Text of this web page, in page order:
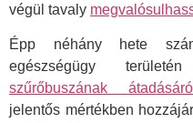
végül tavaly
Épp néhány hete
egészségügy
szűrőbuszának átadásáról
jelentős mértékben